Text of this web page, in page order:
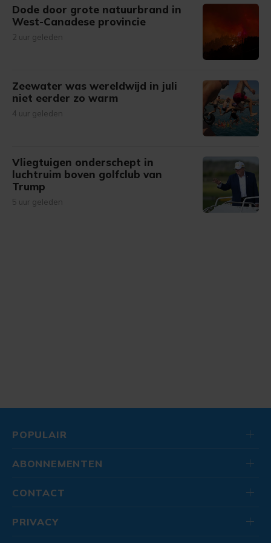
Dode door grote natuurbrand in
West-Canadese provincie
2 uur geleden
Zeewater was wereldwijd in juli
niet eerder zo warm
4 uur geleden
Vliegtuigen onderschept in
luchtruim boven golfclub van
Trump
5 uur geleden
POPULAIR
ABONNEMENTEN
CONTACT
PRIVACY